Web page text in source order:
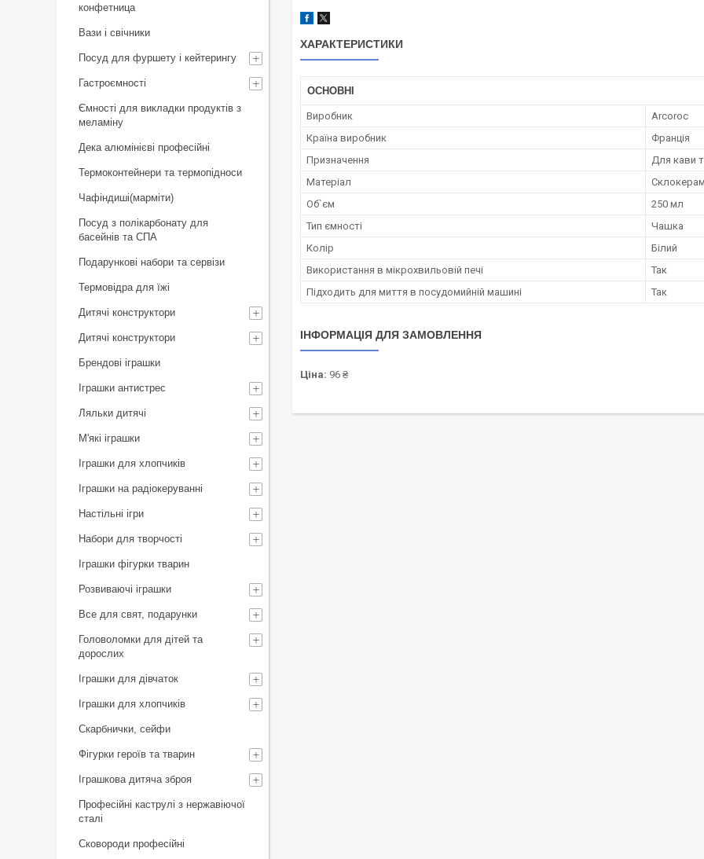
ХАРАКТЕРИСТИКИ
ОСНОВНІ
Виробник
Arcoroc
Країна виробник
Франція
Призначення
Для кави
Матеріал
Об`єм
250 мл
Тип ємності
Чашка
Колір
Білий
Використання в мікрохвильовій печі
Так
Підходить для миття в посудомийній машині
Так
ІНФОРМАЦІЯ ДЛЯ ЗАМОВЛЕННЯ
Ціна: 96 ₴
конфетница
Вази і свічники
Посуд для фуршету і кейтерингу
Гастроємності
Ємності для викладки продуктів з
меламіну
Дека алюмінієві професійні
Термоконтейнери та термопідноси
Чафіндиші(марміти)
Посуд з полікарбонату для
басейнів та СПА
Подарункові набори та сервізи
Термовідра для їжі
Дитячі конструктори
Дитячі конструктори
Брендові іграшки
Іграшки антистрес
Ляльки дитячі
М'які іграшки
Іграшки для хлопчиків
Іграшки на радіокеруванні
Настільні ігри
Набори для творчості
Іграшки фігурки тварин
Розвиваючі іграшки
Все для свят, подарунки
Головоломки для дітей та
дорослих
Іграшки для дівчаток
Іграшки для хлопчиків
Скарбнички, сейфи
Фігурки героїв та тварин
Іграшкова дитяча зброя
Професійні каструлі з нержавіючої
сталі
Сковороди професійні